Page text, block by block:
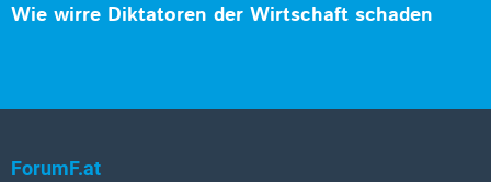
Wie wirre Diktatoren der Wirtschaft schaden
ForumF.at